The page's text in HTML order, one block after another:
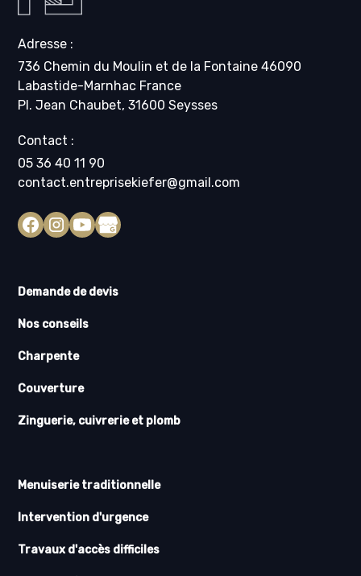
Adresse :
736 Chemin du Moulin et de la Fontaine 46090
Labastide-Marnhac France
Pl. Jean Chaubet, 31600 Seysses
Contact :
05 36 40 11 90
contact.entreprisekiefer@gmail.com
Demande de devis
Nos conseils
Charpente
Couverture
Zinguerie, cuivrerie et plomb
Menuiserie traditionnelle
Intervention d'urgence
Travaux d'accès difficiles